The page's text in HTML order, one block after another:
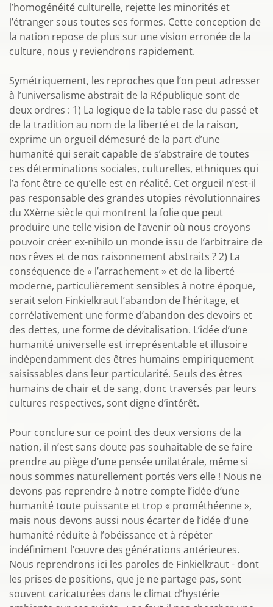
l’homogénéité culturelle, rejette les minorités et
l’étranger sous toutes ses formes. Cette conception de
la nation repose de plus sur une vision erronée de la
culture, nous y reviendrons rapidement.
Symétriquement, les reproches que l’on peut adresser
à l’universalisme abstrait de la République sont de
deux ordres : 1) La logique de la table rase du passé et
de la tradition au nom de la liberté et de la raison,
exprime un orgueil démesuré de la part d’une
humanité qui serait capable de s’abstraire de toutes
ces déterminations sociales, culturelles, ethniques qui
l’a font être ce qu’elle est en réalité. Cet orgueil n’est-il
pas responsable des grandes utopies révolutionnaires
du XXème siècle qui montrent la folie que peut
produire une telle vision de l’avenir où nous croyons
pouvoir créer ex-nihilo un monde issu de l’arbitraire de
nos rêves et de nos raisonnement abstraits ? 2) La
conséquence de « l’arrachement » et de la liberté
moderne, particulièrement sensibles à notre époque,
serait selon Finkielkraut l’abandon de l’héritage, et
corrélativement une forme d’abandon des devoirs et
des dettes, une forme de dévitalisation. L’idée d’une
humanité universelle est irreprésentable et illusoire
indépendamment des êtres humains empiriquement
saisissables dans leur particularité. Seuls des êtres
humains de chair et de sang, donc traversés par leurs
cultures respectives, sont digne d’intérêt.
Pour conclure sur ce point des deux versions de la
nation, il n’est sans doute pas souhaitable de se faire
prendre au piège d’une pensée unilatérale, même si
nous sommes naturellement portés vers elle ! Nous ne
devons pas reprendre à notre compte l’idée d’une
humanité toute puissante et trop « prométhéenne »,
mais nous devons aussi nous écarter de l’idée d’une
humanité réduite à l’obéissance et à répéter
indéfiniment l’œuvre des générations antérieures.
Nous reprendrons ici les paroles de Finkielkraut - dont
les prises de positions, que je ne partage pas, sont
souvent caricaturées dans le climat d’hystérie